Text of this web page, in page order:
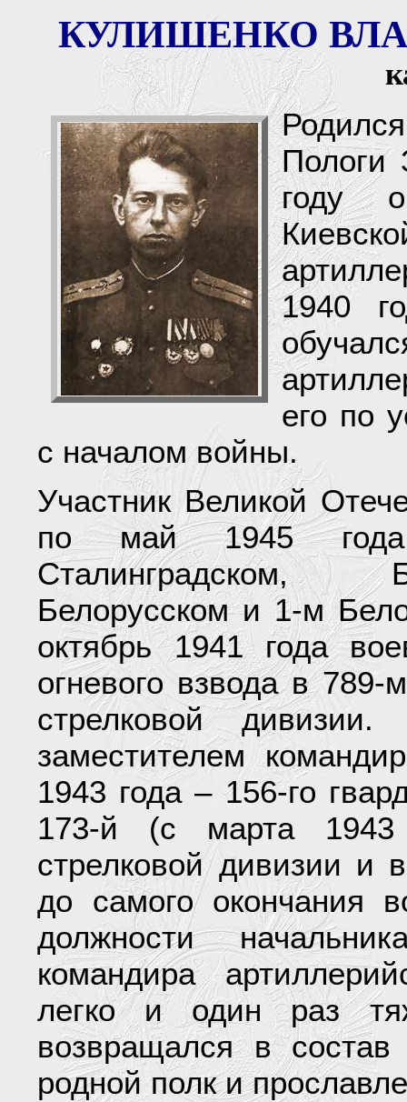
КУЛИШЕНКО
Пологи
году
1940
его по
с началом войны.
Участник Великой
по май 1945
Сталинградском,
Белорусском и 1-м
октябрь 1941 года
огневого взвода в
стрелковой
заместителем
1943 года – 156-го
173-й (с марта 1943
стрелковой дивизии и
до самого окончания
должности
командира
легко и один раз
возвращался в
родной полк и